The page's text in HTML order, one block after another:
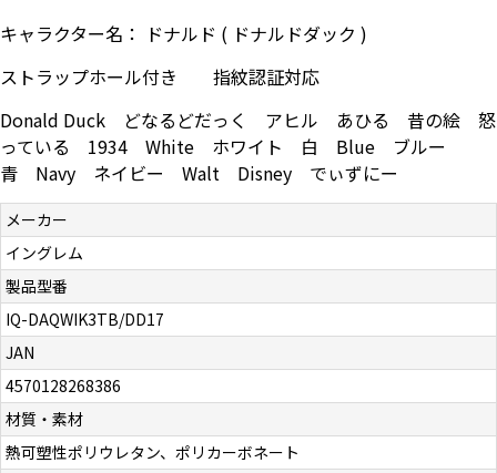
キャラクター名： ドナルド ( ドナルドダック )
ストラップホール付き 指紋認証対応
Donald Duck どなるどだっく アヒル あひる 昔の絵 怒
っている 1934 White ホワイト 白 Blue ブルー
青 Navy ネイビー Walt Disney でぃずにー
メーカー
イングレム
製品型番
IQ-DAQWIK3TB/DD17
JAN
4570128268386
材質・素材
熱可塑性ポリウレタン、ポリカーボネート